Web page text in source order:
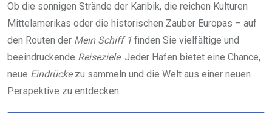
Ob die sonnigen Strände der Karibik, die reichen Kulturen
Mittelamerikas oder die historischen Zauber Europas – auf
den Routen der Mein Schiff 1 finden Sie vielfältige und
beeindruckende Reiseziele. Jeder Hafen bietet eine Chance,
neue Eindrückezu sammeln und die Welt aus einer neuen
Perspektive zu entdecken.